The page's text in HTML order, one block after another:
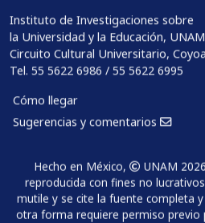
Instituto de Investigaciones sobre
la Universidad y la Educación,
Circuito Cultural Universitario,
Tel. 55 5622 6986 / 55 5622 6995
Cómo llegar
Sugerencias y comentarios
Hecho en México,
UNAM
reproducida con fines no
mutile y se cite la fuente completa
otra forma requiere permiso previo